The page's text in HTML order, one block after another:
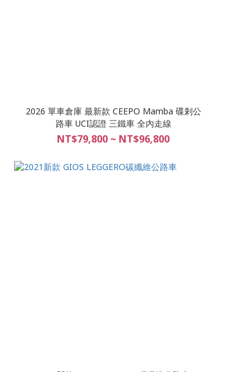
2026 單車倉庫 最新款 CEEPO Mamba 碟剎公
路車 UCI認證 三鐵車 全內走線
NT$79,800 ~ NT$96,800